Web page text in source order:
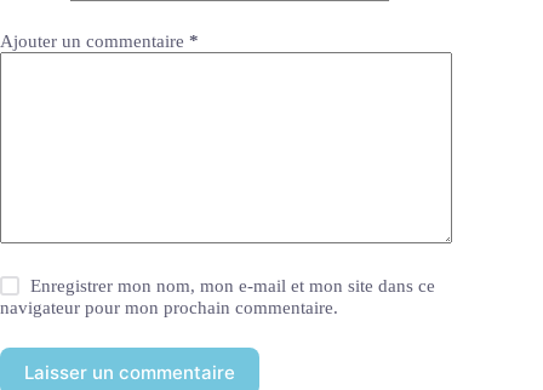
Ajouter un commentaire *
Enregistrer mon nom, mon e-mail et mon site dans ce
navigateur pour mon prochain commentaire.
Laisser un commentaire